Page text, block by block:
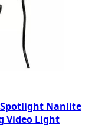
Spotlight Nanlite
Video Light